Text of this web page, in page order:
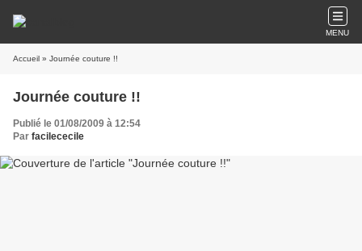
MENU
Accueil » Journée couture !!
Journée couture !!
Publié le 01/08/2009 à 12:54
Par facilececile